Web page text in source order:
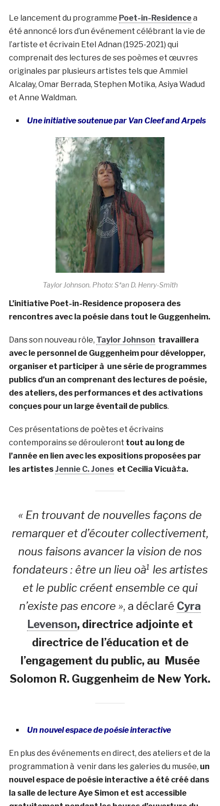
Le lancement du programme Poet-in-Residencea
été annoncé lors d’un événement célébrant la vie de
l’artiste et écrivain Etel Adnan (1925-2021) qui
comprenait des lectures de ses poèmes et œuvres
originales par plusieurs artistes tels que Ammiel
Alcalay, Omar Berrada, Stephen Motika, Asiya Wadud
et Anne Waldman.
Une initiative soutenue par Van Cleef and Arpels
Taylor Johnson. Photo: S*an D. Henry-Smith
L’initiative Poet-in-Residence proposera des
rencontres avec la poésie dans tout le Guggenheim.
Dans son nouveau rôle, Taylor Johnson travaillera
avec le personnel de Guggenheim pour développer,
organiser et participer à une série de programmes
publics d’un an comprenant des lectures de poésie,
des ateliers, des performances et des activations
conçues pour un large éventail de publics.
Ces présentations de poètes et écrivains
contemporains se dérouleront tout au long de
l’année en lien avec les expositions proposées par
les artistes Jennie C. Joneset Cecilia Vicuà±a.
« En trouvant de nouvelles façons de
remarquer et d’écouter collectivement,
nous faisons avancer la vision de nos
fondateurs : être un lieu oà¹ les artistes
et le public créent ensemble ce qui
n’existe pas encore », a déclaré Cyra
Levenson, directrice adjointe et
directrice de l’éducation et de
l’engagement du public, au Musée
Solomon R. Guggenheim de New York.
Un nouvel espace de poésie interactive
En plus des événements en direct, des ateliers et de la
programmation à venir dans les galeries du musée, un
nouvel espace de poésie interactive a été créé dans
la salle de lecture Aye Simon et est accessible